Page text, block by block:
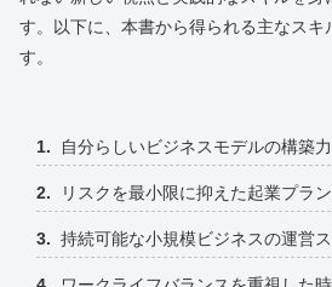
す。以下に、本書から得られる主なスキ
す。
自分らしいビジネスモデルの構築力
リスクを最小限に抑えた起業プラ
持続可能な小規模ビジネスの運営